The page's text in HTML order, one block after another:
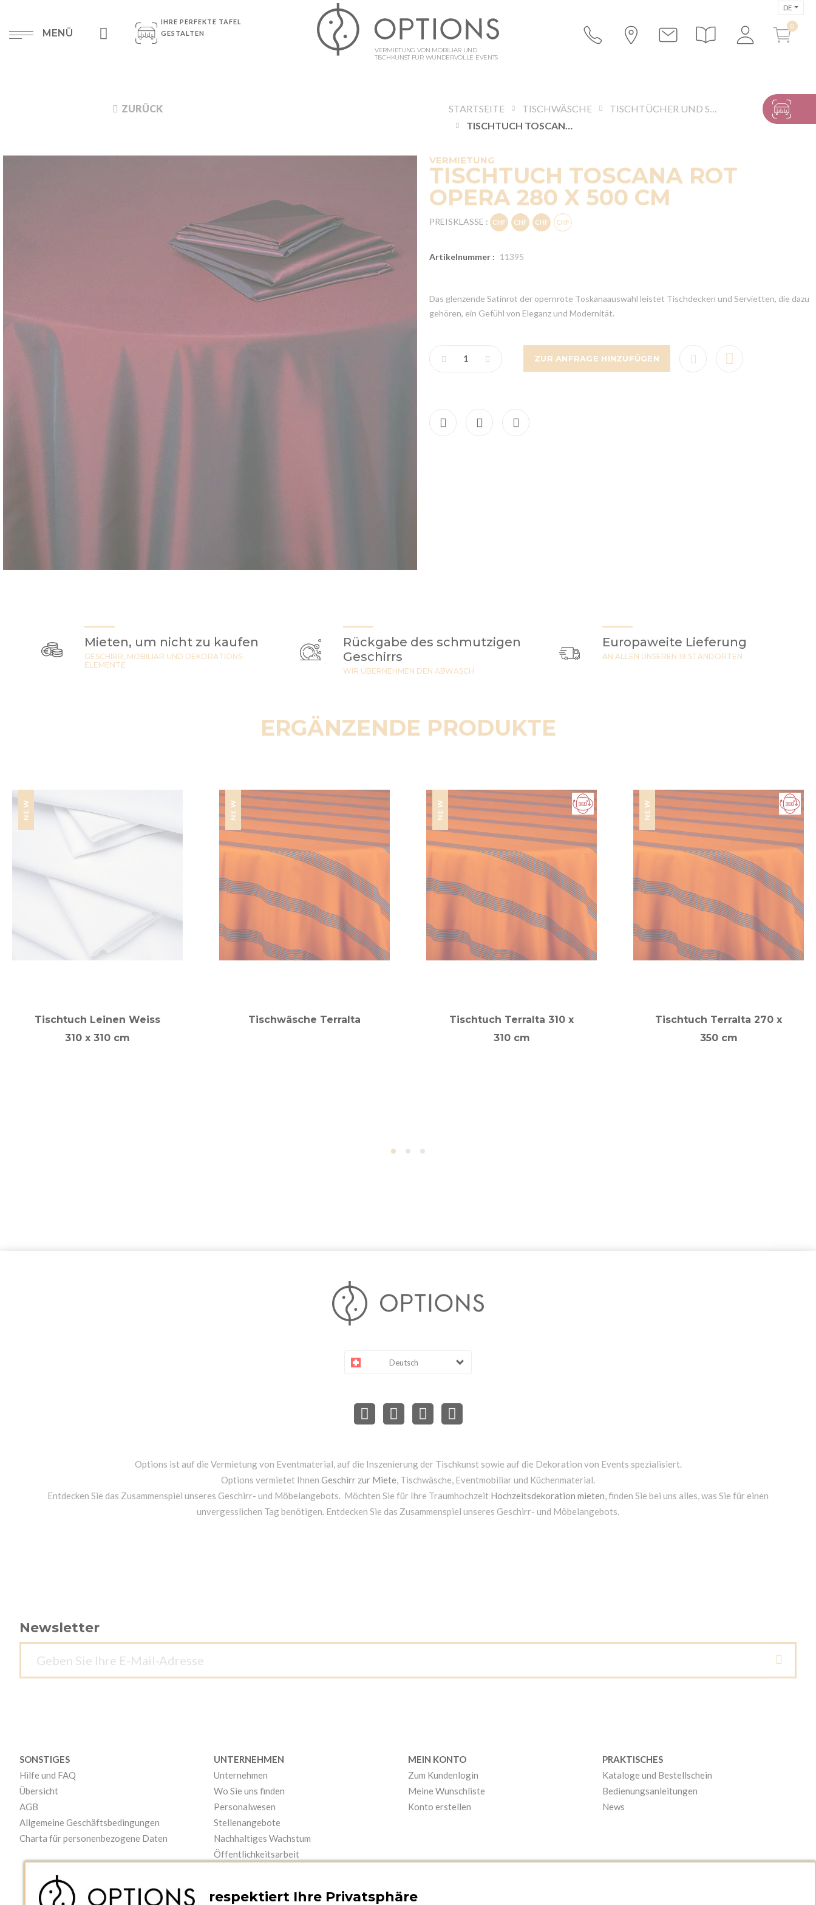
MENÜ
IHRE PERFEKTE TAFEL
GESTALTEN
VERMIETUNG VON MOBILIAR UND
TISCHKUNST FÜR WUNDERVOLLE EVENTS
DE
ZURÜCK STARTSEITE TISCHWÄSCHE
TISCHTÜCHER UND SERVIETTEN
TISCHTUCH TOSCANA ROT OPERA 280 X 500 CM
VERMIETUNG
TISCHTUCH TOSCANA ROT
OPERA 280 X 500 CM
PREISKLASSE :
Artikelnummer : 11395
Das glenzende Satinrot der opernrote Toskanaauswahl leistet Tischdecken und Servietten, die dazu
gehören, ein Gefühl von Eleganz und Modernität.
ZUR ANFRAGE HINZUFÜGEN
Mieten, um nicht zu kaufen
GESCHIRR, MOBILIAR UND DEKORATIONS-
ELEMENTE
Rückgabe des schmutzigen
Geschirrs
WIR ÜBERNEHMEN DEN ABWASCH
Europaweite Lieferung
AN ALLEN UNSEREN 19 STANDORTEN
ERGÄNZENDE PRODUKTE
NEW
Tischtuch Leinen Weiss
310 x 310 cm
NEW
Tischwäsche Terralta
NEW
Tischtuch Terralta 310 x
310 cm
NEW
Tischtuch Terralta 270 x
350 cm
Deutsch
Options ist auf die Vermietung von Eventmaterial, auf die Inszenierung der Tischkunst sowie auf die Dekoration von Events spezialisiert.
Options vermietet Ihnen Geschirr zur Miete, Tischwäsche, Eventmobiliar und Küchenmaterial.
Entdecken Sie das Zusammenspiel unseres Geschirr- und Möbelangebots. Möchten Sie für Ihre Traumhochzeit Hochzeitsdekoration mieten, finden Sie bei uns alles, was Sie für einen
unvergesslichen Tag benötigen. Entdecken Sie das Zusammenspiel unseres Geschirr- und Möbelangebots.
Newsletter
SONSTIGES
Hilfe und FAQ
Übersicht
AGB
Allgemeine Geschäftsbedingungen
Charta für personenbezogene Daten
UNTERNEHMEN
Unternehmen
Wo Sie uns finden
Personalwesen
Stellenangebote
Nachhaltiges Wachstum
Öffentlichkeitsarbeit
MEIN KONTO
Zum Kundenlogin
Meine Wunschliste
Konto erstellen
PRAKTISCHES
Kataloge und Bestellschein
Bedienungsanleitungen
News
respektiert Ihre Privatsphäre